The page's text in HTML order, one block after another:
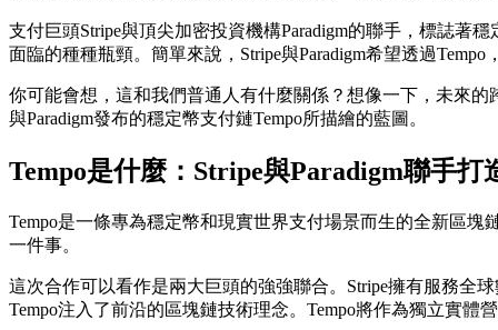
支付巨頭Stripe與頂尖加密投資機構Paradigm的聯手，標誌著
面臨的種種瓶頸。簡單來說，Stripe與Paradigm希望透過
你可能會想，這和我們普通人有什麼關係？想像一下，未來
與Paradigm發布的穩定幣支付鏈Tempo所描繪的藍圖。
Tempo是什麼：Stripe與Paradigm聯手打
Tempo是一條專為穩定幣和現實世界支付場景而生的全新區
一件事。
這次合作可以看作是兩大巨頭的強強聯合。Stripe擁有服務全
Tempo注入了前沿的區塊鏈技術理念。Tempo將作為獨立實體